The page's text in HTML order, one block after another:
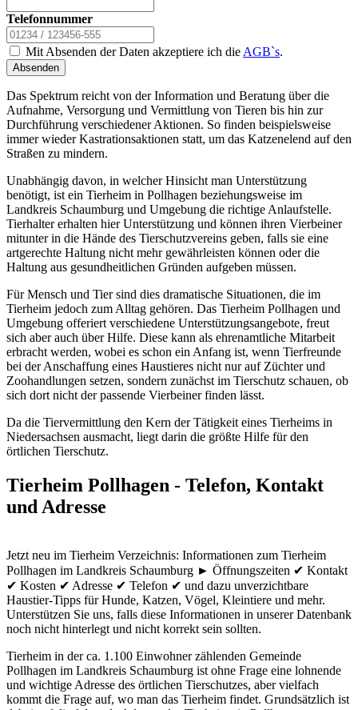
Telefonnummer
Mit Absenden der Daten akzeptiere ich die AGB`s.
Absenden
Das Spektrum reicht von der Information und Beratung über die
Aufnahme, Versorgung und Vermittlung von Tieren bis hin zur
Durchführung verschiedener Aktionen. So finden beispielsweise
immer wieder Kastrationsaktionen statt, um das Katzenelend auf den
Straßen zu mindern.
Unabhängig davon, in welcher Hinsicht man Unterstützung
benötigt, ist ein Tierheim in Pollhagen beziehungsweise im
Landkreis Schaumburg und Umgebung die richtige Anlaufstelle.
Tierhalter erhalten hier Unterstützung und können ihren Vierbeiner
mitunter in die Hände des Tierschutzvereins geben, falls sie eine
artgerechte Haltung nicht mehr gewährleisten können oder die
Haltung aus gesundheitlichen Gründen aufgeben müssen.
Für Mensch und Tier sind dies dramatische Situationen, die im
Tierheim jedoch zum Alltag gehören. Das Tierheim Pollhagen und
Umgebung offeriert verschiedene Unterstützungsangebote, freut
sich aber auch über Hilfe. Diese kann als ehrenamtliche Mitarbeit
erbracht werden, wobei es schon ein Anfang ist, wenn Tierfreunde
bei der Anschaffung eines Haustieres nicht nur auf Züchter und
Zoohandlungen setzen, sondern zunächst im Tierschutz schauen, ob
sich dort nicht der passende Vierbeiner finden lässt.
Da die Tiervermittlung den Kern der Tätigkeit eines Tierheims in
Niedersachsen ausmacht, liegt darin die größte Hilfe für den
örtlichen Tierschutz.
Tierheim Pollhagen - Telefon, Kontakt
und Adresse
Jetzt neu im Tierheim Verzeichnis: Informationen zum Tierheim
Pollhagen im Landkreis Schaumburg ► Öffnungszeiten ✔ Kontakt
✔ Kosten ✔ Adresse ✔ Telefon ✔ und dazu unverzichtbare
Haustier-Tipps für Hunde, Katzen, Vögel, Kleintiere und mehr.
Unterstützen Sie uns, falls diese Informationen in unserer Datenbank
noch nicht hinterlegt und nicht korrekt sein sollten.
Tierheim in der ca. 1.100 Einwohner zählenden Gemeinde
Pollhagen im Landkreis Schaumburg ist ohne Frage eine lohnende
und wichtige Adresse des örtlichen Tierschutzes, aber vielfach
kommt die Frage auf, wo man das Tierheim findet. Grundsätzlich ist